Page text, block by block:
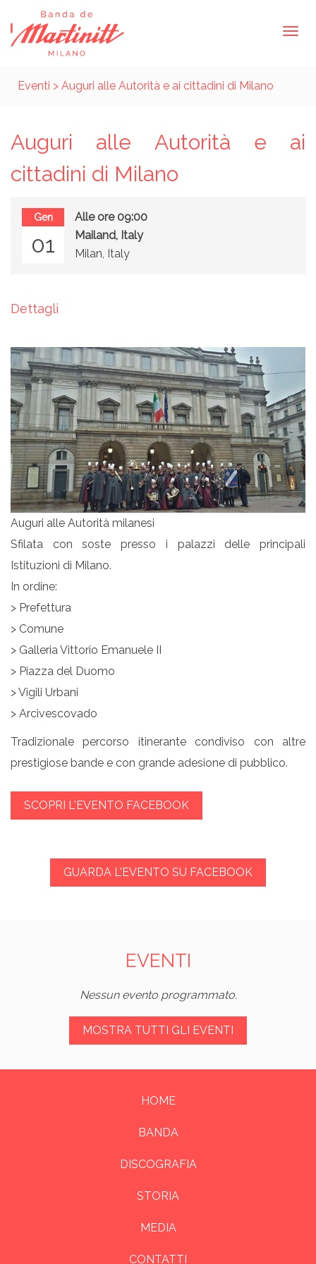
Eventi > Auguri alle Autorità e ai cittadini di Milano
Auguri alle Autorità e ai
cittadini di Milano
Gen
01
Alle ore 09:00
Mailand, Italy
Milan, Italy
Dettagli
Auguri alle Autorità milanesi
Sfilata con soste presso i palazzi delle principali
Istituzioni di Milano.
In ordine:
> Prefettura
> Comune
> Galleria Vittorio Emanuele II
> Piazza del Duomo
> Vigili Urbani
> Arcivescovado
Tradizionale percorso itinerante condiviso con altre
prestigiose bande e con grande adesione di pubblico.
SCOPRI L'EVENTO FACEBOOK
GUARDA L'EVENTO SU FACEBOOK
EVENTI
Nessun evento programmato.
MOSTRA TUTTI GLI EVENTI
HOME
BANDA
DISCOGRAFIA
STORIA
MEDIA
CONTATTI